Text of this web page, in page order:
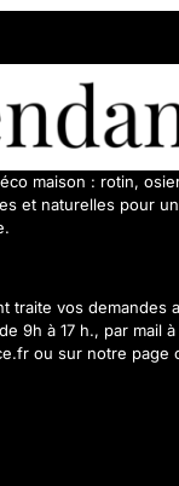
maison : rotin,
et naturelles pour
traite vos demandes
9h à 17 h., par mail à
ou sur notre page